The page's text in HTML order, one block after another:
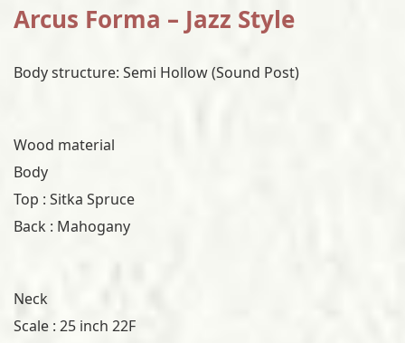
Arcus Forma – Jazz Style
Body structure: Semi Hollow (Sound Post)
Wood material
Body
Top : Sitka Spruce
Back : Mahogany
Neck
Scale : 25 inch 22F